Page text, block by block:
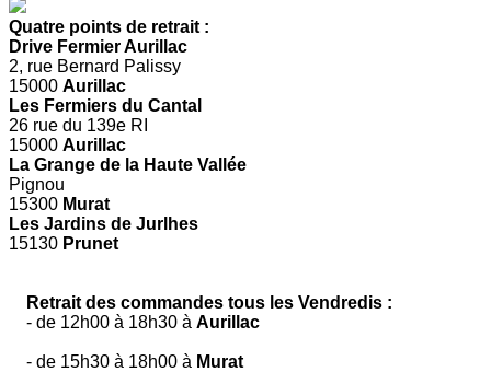
Quatre points de retrait :
Drive Fermier Aurillac
2, rue Bernard Palissy
15000 Aurillac
Les Fermiers du Cantal
26 rue du 139e RI
15000 Aurillac
La Grange de la Haute Vallée
Pignou
15300 Murat
Les Jardins de Jurlhes
15130 Prunet
Retrait des commandes tous les Vendredis :
- de 12h00 à 18h30 à Aurillac
- de 15h30 à 18h00 à Murat